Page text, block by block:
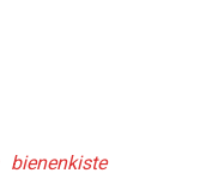
bienenkiste